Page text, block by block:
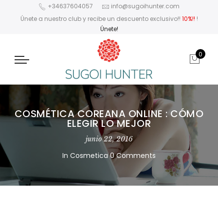
+34637604057
info@sugoihunter.com
Únete a nuestro club y recibe un descuento exclusivo!! 10%!! !
Únete!
0
COSMÉTICA COREANA ONLINE : CÓMO
ELEGIR LO MEJOR
junio 22, 2016
In Cosmetica 0 Comments